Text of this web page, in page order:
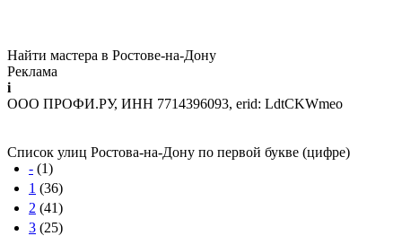
Найти мастера в Ростове-на-Дону
Реклама
i
ООО ПРОФИ.РУ, ИНН 7714396093, erid: LdtCKWmeo
Список улиц Ростова-на-Дону по первой букве (цифре)
- (1)
1 (36)
2 (41)
3 (25)